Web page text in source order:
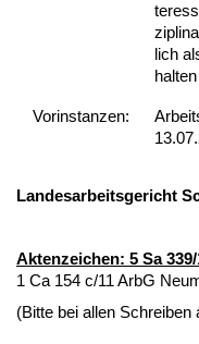
lich
Vor­ins­tan­zen:
Lan­des­ar­beits­ge­richt
Ak­ten­zei­chen: 5 Sa 339/
1 Ca 154 c/11 ArbG
(Bit­te bei al­len Schrei­ben